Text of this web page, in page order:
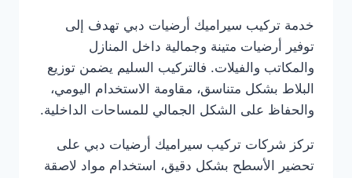
خدمة تركيب سيراميك أرضيات دبي تهدف إلى
توفير أرضيات متينة وجمالية داخل المنازل
والمكاتب والفيلات. فالتركيب السليم يضمن توزيع
البلاط بشكل متناسق، مقاومة الاستخدام اليومي،
والحفاظ على الشكل الجمالي للمساحات الداخلية.
تركز شركات تركيب سيراميك أرضيات دبي على
تحضير الأسطح بشكل دقيق، استخدام مواد لاصقة